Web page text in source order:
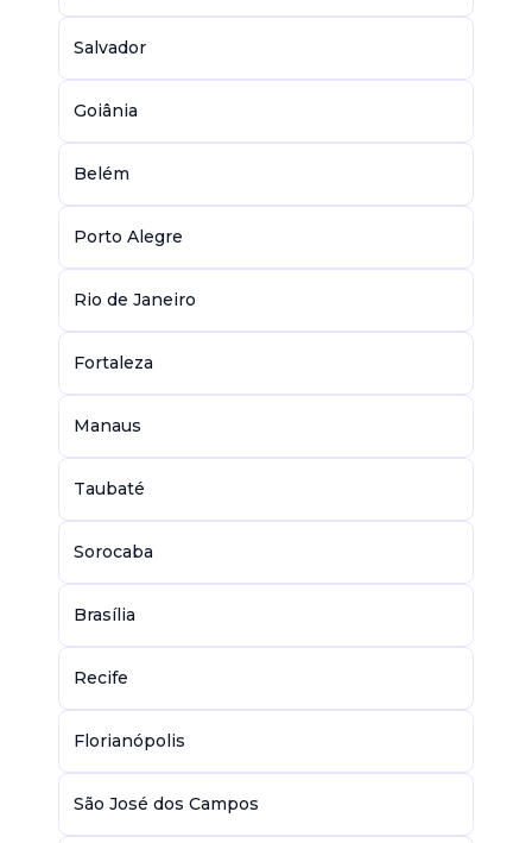
Salvador
Goiânia
Belém
Porto Alegre
Rio de Janeiro
Fortaleza
Manaus
Taubaté
Sorocaba
Brasília
Recife
Florianópolis
São José dos Campos